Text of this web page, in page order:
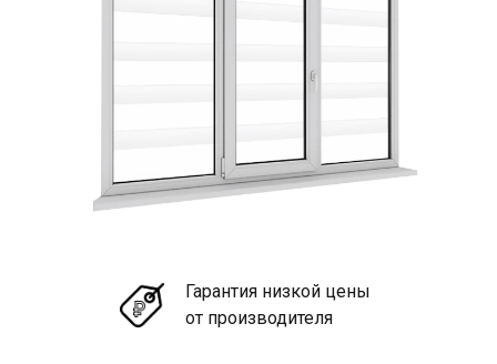
Гарантия низкой цены
от производителя